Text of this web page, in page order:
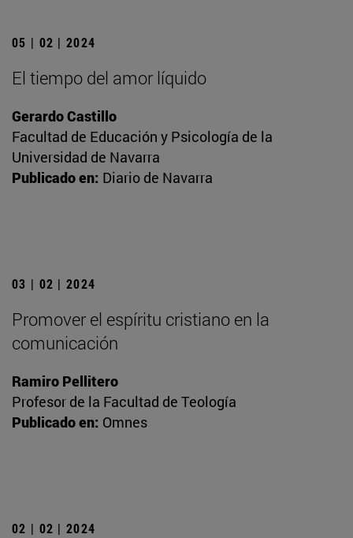
05 | 02 | 2024
El tiempo del amor líquido
Gerardo Castillo
Facultad de Educación y Psicología de la
Universidad de Navarra
Publicado en: Diario de Navarra
03 | 02 | 2024
Promover el espíritu cristiano en la
comunicación
Ramiro Pellitero
Profesor de la Facultad de Teología
Publicado en: Omnes
02 | 02 | 2024